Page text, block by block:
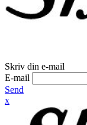
Skriv din e-mail
E-mail
Send
x